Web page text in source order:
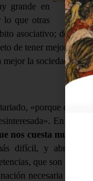
grande en
lo que otras
asociativo; de
de tener mejores
mejor la sociedad en
«porque desde
En este
nos cuesta mucho,
difícil, y
que son la
necesaria entre